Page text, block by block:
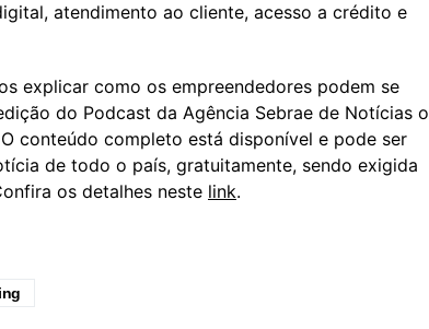
atendimento ao cliente, acesso a crédito e
explicar como os empreendedores podem se
do Podcast da Agência Sebrae de Notícias o
conteúdo completo está disponível e pode ser
de todo o país, gratuitamente, sendo exigida
os detalhes neste link.